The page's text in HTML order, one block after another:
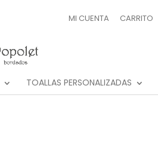
MI CUENTA CARRITO
TOALLAS PERSONALIZADAS